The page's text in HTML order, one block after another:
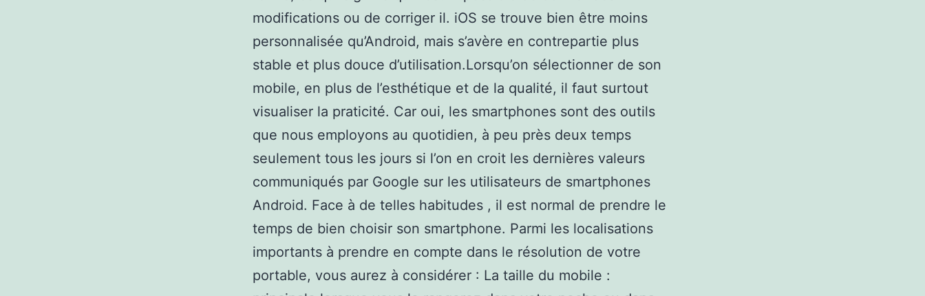
modifications ou de corriger il. iOS se trouve bien être moins
personnalisée qu’Android, mais s’avère en contrepartie plus
stable et plus douce d’utilisation.Lorsqu’on sélectionner de son
mobile, en plus de l’esthétique et de la qualité, il faut surtout
visualiser la praticité. Car oui, les smartphones sont des outils
que nous employons au quotidien, à peu près deux temps
seulement tous les jours si l’on en croit les dernières valeurs
communiqués par Google sur les utilisateurs de smartphones
Android. Face à de telles habitudes , il est normal de prendre le
temps de bien choisir son smartphone. Parmi les localisations
importants à prendre en compte dans le résolution de votre
portable, vous aurez à considérer : La taille du mobile :